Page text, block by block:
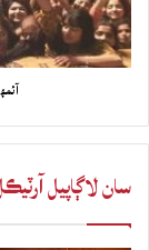
سان لاڳاپيل